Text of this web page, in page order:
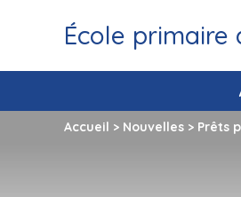
École primaire
Accueil > Nouvelles > Prêts